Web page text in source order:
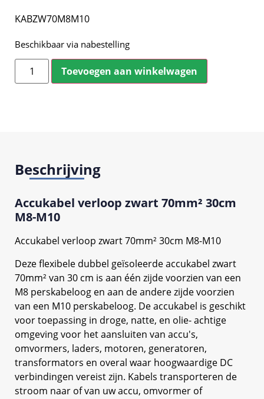
KABZW70M8M10
Beschikbaar via nabestelling
Toevoegen aan winkelwagen
Beschrijving
Accukabel verloop zwart 70mm² 30cm
M8-M10
Accukabel verloop zwart 70mm² 30cm M8-M10
Deze flexibele dubbel geïsoleerde accukabel zwart
70mm² van 30 cm is aan één zijde voorzien van een
M8 perskabeloog en aan de andere zijde voorzien
van een M10 perskabeloog. De accukabel is geschikt
voor toepassing in droge, natte, en olie- achtige
omgeving voor het aansluiten van accu's,
omvormers, laders, motoren, generatoren,
transformators en overal waar hoogwaardige DC
verbindingen vereist zijn. Kabels transporteren de
stroom naar of van uw accu, omvormer of